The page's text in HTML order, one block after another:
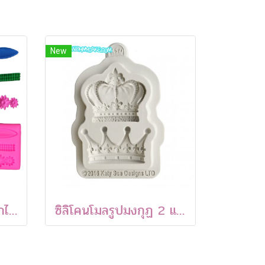
ซิลิโคนโมลขอบข้างดอกไม้และเพชร
New
ซิลิโคนโมลรูปมงกุฏ 2 แบบ